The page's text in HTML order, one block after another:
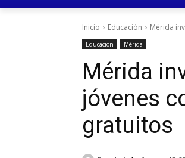
Inicio Educación Mérida
Educación Mérida
Mérida
jóvenes
gratuitos